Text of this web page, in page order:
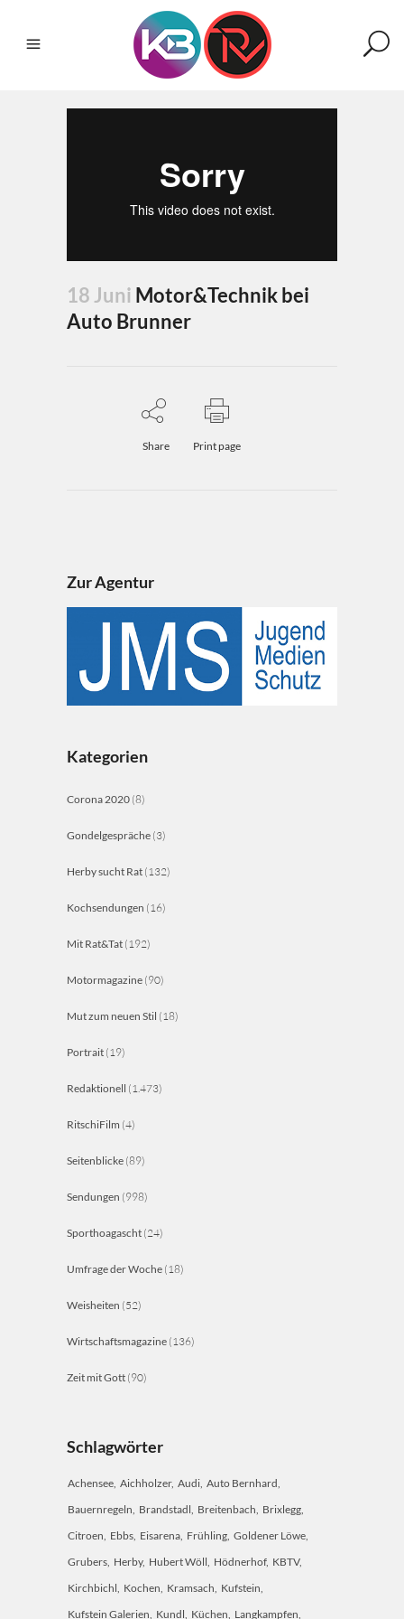
18 Juni Motor&Technik bei
Auto Brunner
Share Print page
Zur Agentur
Kategorien
Corona 2020 (8)
Gondelgespräche (3)
Herby sucht Rat (132)
Kochsendungen (16)
Mit Rat&Tat (192)
Motormagazine (90)
Mut zum neuen Stil (18)
Portrait (19)
Redaktionell (1.473)
RitschiFilm (4)
Seitenblicke (89)
Sendungen (998)
Sporthoagascht (24)
Umfrage der Woche (18)
Weisheiten (52)
Wirtschaftsmagazine (136)
Zeit mit Gott (90)
Schlagwörter
Achensee Aichholzer Audi Auto Bernhard
Bauernregeln Brandstadl Breitenbach Brixlegg
Citroen Ebbs Eisarena Frühling Goldener Löwe
Grubers Herby Hubert Wöll Hödnerhof KBTV
Kirchbichl Kochen Kramsach Kufstein
Kufstein Galerien Kundl Küchen Langkampfen